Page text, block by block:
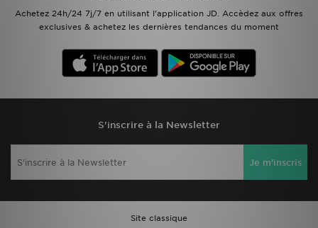
Achetez 24h/24 7j/7 en utilisant l'application JD. Accèdez aux offres
exclusives & achetez les dernières tendances du moment
S'inscrire à la Newsletter
Je m'inscris
Site classique